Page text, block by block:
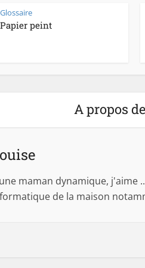
Glossaire
Papier peint
A propos
maman dynamique,
de la maison